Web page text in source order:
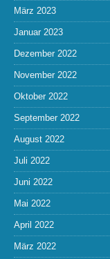
März 2023
Januar 2023
Dezember 2022
November 2022
Oktober 2022
September 2022
August 2022
Juli 2022
Juni 2022
Mai 2022
April 2022
März 2022